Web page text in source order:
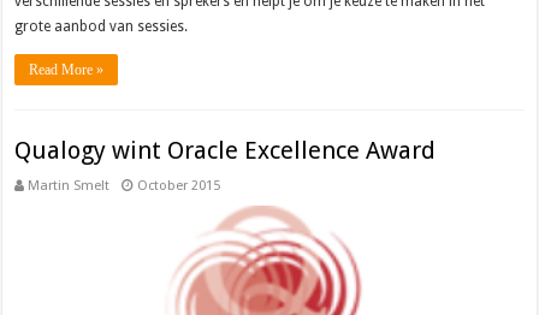
grote aanbod van sessies.
Read More »
Qualogy wint Oracle Excellence Award
Martin Smelt October 2015